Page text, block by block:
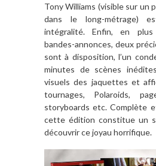
Tony Williams (visible sur un
dans le long-métrage)
intégralité. Enfin, en plus
bandes-annonces, deux
sont à disposition, l’un
minutes de scènes
visuels des jaquettes et
tournages, Polaroids,
storyboards etc. Complète
cette édition constitue un
découvrir ce joyau horrifique.